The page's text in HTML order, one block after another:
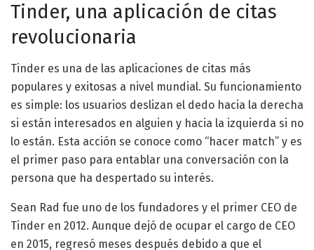
Tinder, una aplicación de citas
revolucionaria
Tinder es una de las aplicaciones de citas más
populares y exitosas a nivel mundial. Su funcionamiento
es simple: los usuarios deslizan el dedo hacia la derecha
si están interesados en alguien y hacia la izquierda si no
lo están. Esta acción se conoce como “hacer match” y es
el primer paso para entablar una conversación con la
persona que ha despertado su interés.
Sean Rad fue uno de los fundadores y el primer CEO de
Tinder en 2012. Aunque dejó de ocupar el cargo de CEO
en 2015, regresó meses después debido a que el